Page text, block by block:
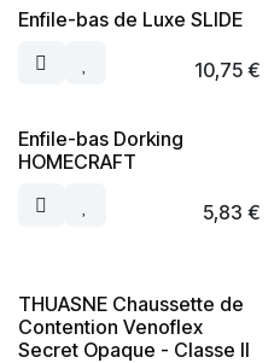
Enfile-bas de Luxe SLIDE
10,75€
Enfile-bas Dorking
HOMECRAFT
5,83 €
THUASNE Chaussette de
Contention Venoflex
Secret Opaque - Classe II